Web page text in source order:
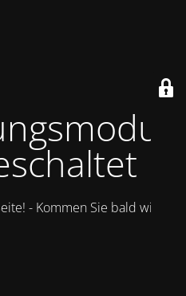
- Kommen Sie bald wieder.